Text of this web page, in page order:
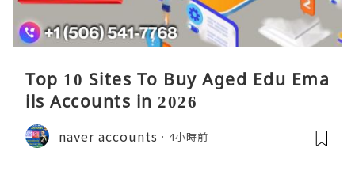
Top 10 Sites To Buy Aged Edu Ema
ils Accounts in 2026
naver accounts 4小時前